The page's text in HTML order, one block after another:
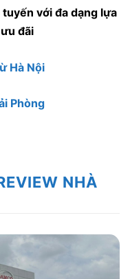
với đa dạng lựa
đãi
Hà Nội
Phòng
NHÀ